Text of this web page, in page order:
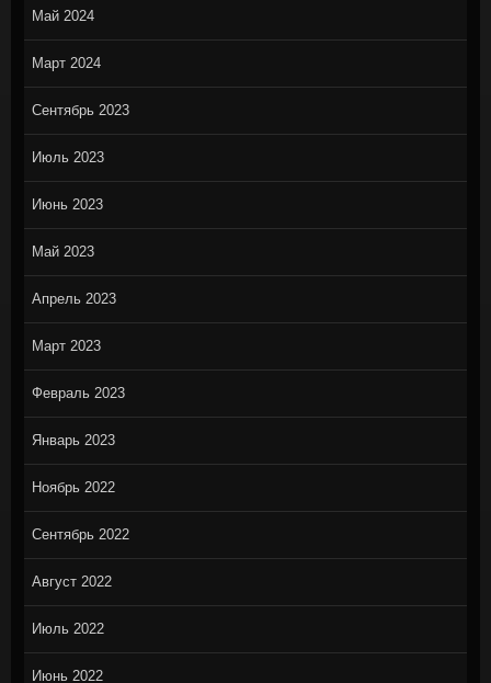
Май 2024
Март 2024
Сентябрь 2023
Июль 2023
Июнь 2023
Май 2023
Апрель 2023
Март 2023
Февраль 2023
Январь 2023
Ноябрь 2022
Сентябрь 2022
Август 2022
Июль 2022
Июнь 2022